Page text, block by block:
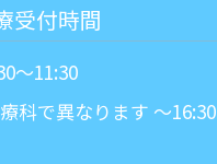
受付時間
～11:30
科で異なります ～16:30